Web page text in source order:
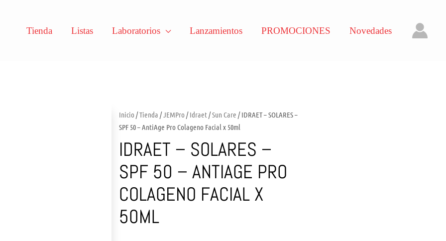
Tienda Listas Laboratorios Lanzamientos PROMOCIONES Novedades
Inicio /Tienda /JEMPro /Idraet/Sun Care / IDRAET – SOLARES –
SPF 50 – AntiAge Pro Colageno Facial x 50ml
IDRAET – SOLARES –
SPF 50 – ANTIAGE PRO
COLAGENO FACIAL X
50ML